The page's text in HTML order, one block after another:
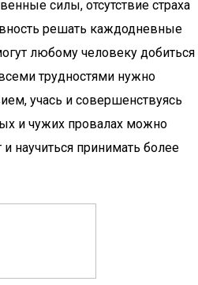
силы, отсутствие страха
решать каждодневные
любому человеку добиться
трудностями нужно
учась и совершенствуясь
и чужих провалах можно
научиться принимать более